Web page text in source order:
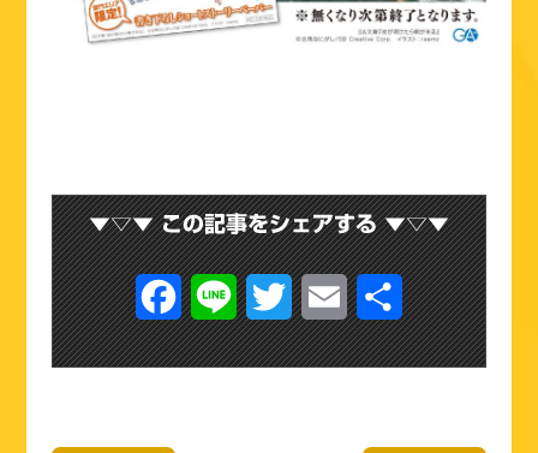
F
a
L
i
T
w
E
m
共
有